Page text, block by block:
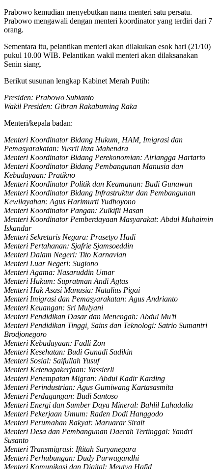
Prabowo kemudian menyebutkan nama menteri satu persatu.
Prabowo mengawali dengan menteri koordinator yang terdiri dari 7
orang.
Sementara itu, pelantikan menteri akan dilakukan esok hari (21/10)
pukul 10.00 WIB. Pelantikan wakil menteri akan dilaksanakan
Senin siang.
Berikut susunan lengkap Kabinet Merah Putih:
Presiden: Prabowo Subianto
Wakil Presiden: Gibran Rakabuming Raka
Menteri/kepala badan:
Menteri Koordinator Bidang Hukum, HAM, Imigrasi dan
Pemasyarakatan: Yusril Ihza Mahendra
Menteri Koordinator Bidang Perekonomian: Airlangga Hartarto
Menteri Koordinator Bidang Pembangunan Manusia dan
Kebudayaan: Pratikno
Menteri Koordinator Politik dan Keamanan: Budi Gunawan
Menteri Koordinator Bidang Infrastruktur dan Pembangunan
Kewilayahan: Agus Harimurti Yudhoyono
Menteri Koordinator Pangan: Zulkifli Hasan
Menteri Koordinator Pemberdayaan Masyarakat: Abdul Muhaimin
Iskandar
Menteri Sekretaris Negara: Prasetyo Hadi
Menteri Pertahanan: Sjafrie Sjamsoeddin
Menteri Dalam Negeri: Tito Karnavian
Menteri Luar Negeri: Sugiono
Menteri Agama: Nasaruddin Umar
Menteri Hukum: Supratman Andi Agtas
Menteri Hak Asasi Manusia: Natalius Pigai
Menteri Imigrasi dan Pemasyarakatan: Agus Andrianto
Menteri Keuangan: Sri Mulyani
Menteri Pendidikan Dasar dan Menengah: Abdul Mu’ti
Menteri Pendidikan Tinggi, Sains dan Teknologi: Satrio Sumantri
Brodjonegoro
Menteri Kebudayaan: Fadli Zon
Menteri Kesehatan: Budi Gunadi Sadikin
Menteri Sosial: Saifullah Yusuf
Menteri Ketenagakerjaan: Yassierli
Menteri Penempatan Migran: Abdul Kadir Karding
Menteri Perindustrian: Agus Gumiwang Kartasasmita
Menteri Perdagangan: Budi Santoso
Menteri Energi dan Sumber Daya Mineral: Bahlil Lahadalia
Menteri Pekerjaan Umum: Raden Dodi Hanggodo
Menteri Perumahan Rakyat: Maruarar Sirait
Menteri Desa dan Pembangunan Daerah Tertinggal: Yandri
Susanto
Menteri Transmigrasi: Iftitah Suryanegara
Menteri Perhubungan: Dudy Purwagandhi
Menteri Komunikasi dan Digital: Meutya Hafid